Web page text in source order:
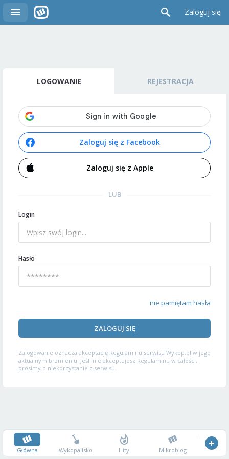
Zaloguj się
LOGOWANIE REJESTRACJA
Zaloguj się z Facebook
Zaloguj się z Apple
LUB
Login
Hasło
nie pamiętam hasła
ZALOGUJ SIĘ
Zalogowanie oznacza akceptację Regulaminu serwisu Wykop.pl w jego
aktualnym brzmieniu. Jeśli nie akceptujesz Regulaminu w całości,
prosimy o niekorzystanie z serwisu.
Główna Wykopalisko Hity Mikroblog